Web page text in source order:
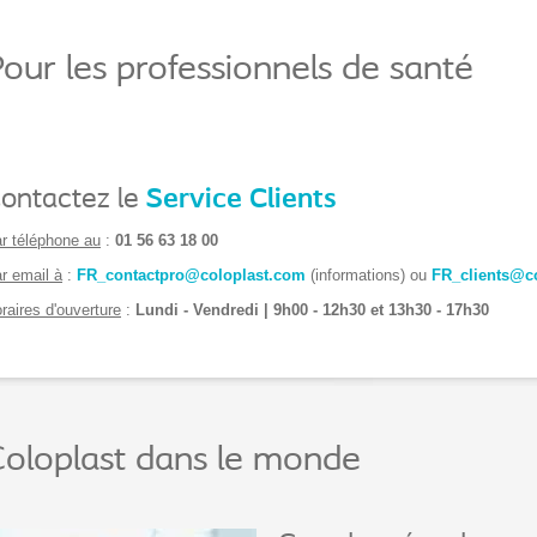
les professionnels de santé
le Service Clients
téléphone au : 01 56 63 18 00
email à : FR_contactpro@coloplast.com (informations) ou
d'ouverture : Lundi - Vendredi | 9h00 - 12h30 et 13h30 - 17h30
dans le monde